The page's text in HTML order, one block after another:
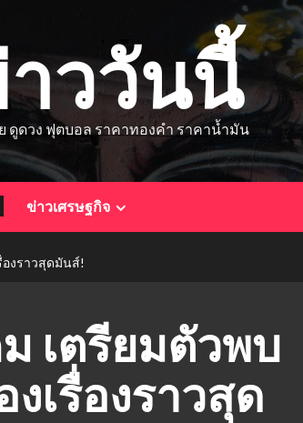
ววันนี้
ดูดวง ฟุตบอล ราคาทองคำ ราคาน้ำมัน
ข่าวเศรษฐกิจ
องราวสุดมันส์!
เตรียมตัวพบ
เรื่องราวสุด